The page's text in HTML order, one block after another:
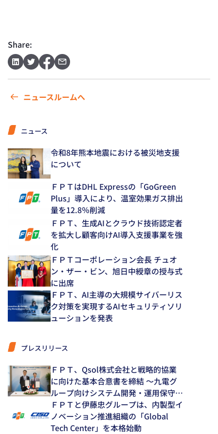
Share:
ニュースルームへ
ニュース
令和8年熊本地震における被災地支援
について
ＦＰＴはDHL Expressの「GoGreen
Plus」導入により、温室効果ガス排出
量を12.8％削減
ＦＰＴ、生成AIとクラウド技術認定者
を拡大し顧客向けAI導入支援事業を強
化
ＦＰＴコーポレーション会長 チュオ
ン・ザー・ビン、旭日中綬章の授与式
に出席
ＦＰＴ、AI主導の大規模サイバーリス
ク対策を実現するAIセキュリティソリ
ューションを発表
プレスリリース
ＦＰＴ、Qsol株式会社と戦略的協業
に向けた基本合意書を締結 ～九電グ
ループ向けシステム開発・運用保守領
域で中長期的な協業を推進～
ＦＰＴと伊藤忠グループは、内製型イ
ノベーション推進組織の「Global
Tech Center」を本格始動